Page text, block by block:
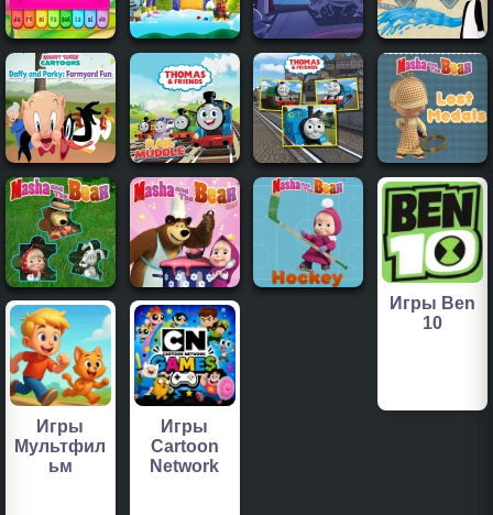
Игры Ben
10
Игры
Мультфил
ьм
Игры
Cartoon
Network